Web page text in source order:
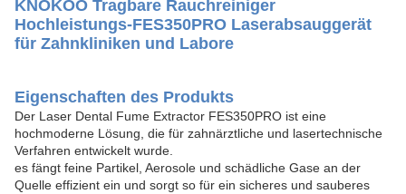
KNOKOO Tragbare Rauchreiniger
Hochleistungs-FES350PRO Laserabsauggerät
für Zahnkliniken und Labore
Eigenschaften des Produkts
Der Laser Dental Fume Extractor FES350PRO ist eine
hochmoderne Lösung, die für zahnärztliche und lasertechnische
Verfahren entwickelt wurde.
es fängt feine Partikel, Aerosole und schädliche Gase an der
Quelle effizient ein und sorgt so für ein sicheres und sauberes